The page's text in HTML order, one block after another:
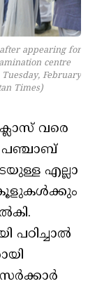
appearing for
centre
February
Times)
വരെ
പഞ്ചാബ്
എല്ലാ
പഠിച്ചാല്‍